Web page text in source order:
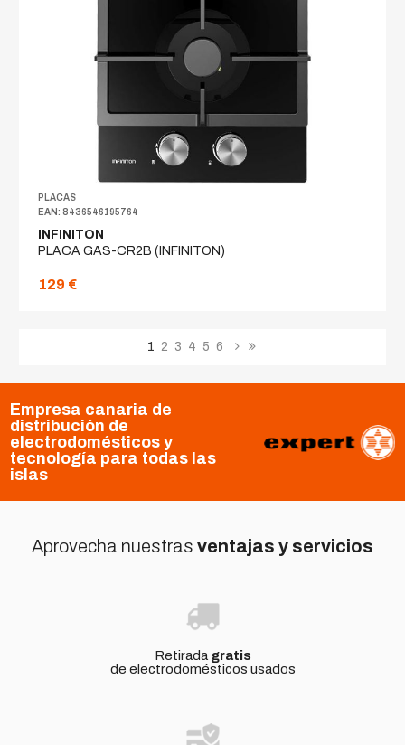
PLACAS
EAN: 8436546195764
INFINITON
PLACA GAS-CR2B (INFINITON)
129 €
1 2 3 4 5 6
Empresa canaria de
distribución de
electrodomésticos y
tecnología para todas las
islas
Aprovecha nuestras ventajas y servicios
Retirada gratis
de electrodomésticos usados